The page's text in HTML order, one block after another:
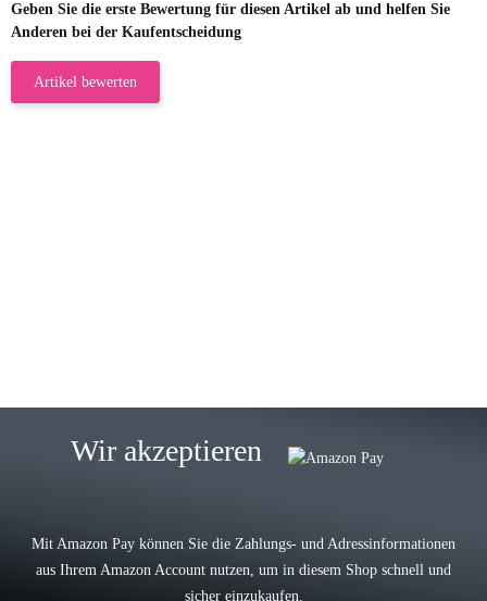
Geben Sie die erste Bewertung für diesen Artikel ab und helfen Sie
Anderen bei der Kaufentscheidung
Artikel bewerten
Lieferung, man kann bedenkenlos
Wir akzeptieren
Mit Amazon Pay können Sie die Zahlungs- und Adressinformationen
aus Ihrem Amazon Account nutzen, um in diesem Shop schnell und
sicher einzukaufen.